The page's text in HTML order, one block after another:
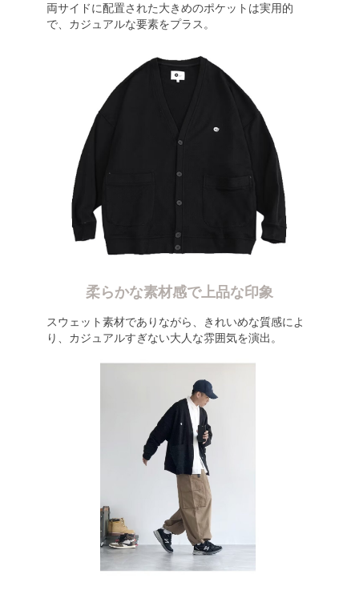
両サイドに配置された大きめのポケットは実用的
で、カジュアルな要素をプラス。
柔らかな素材感で上品な印象
スウェット素材でありながら、きれいめな質感によ
り、カジュアルすぎない大人な雰囲気を演出。